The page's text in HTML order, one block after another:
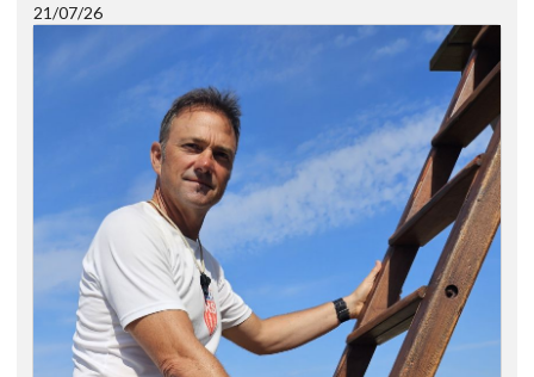
21/07/26